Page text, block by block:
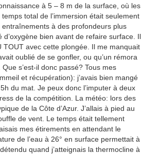
à 5 – 8 m de la surface, où les
total de l’immersion était seulement
à des profondeurs plus
bien avant de refaire surface. Il
TOUT avec cette plongée. Il me manquait
oublié de se gonfler, ou qu’un rémora
s’est-il donc passé? Tous mes
et récupération): j’avais bien mangé
du mat. Je peux donc l’imputer à deux
de la compétition. La météo: lors des
de la Côte d’Azur. J’allais à pied au
de vent. Le temps était tellement
mes étirements en attendant le
de l’eau à 26° en surface permettait à
quand j’atteignais la thermocline à